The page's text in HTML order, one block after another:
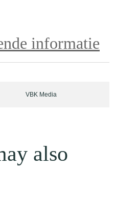
informatie
VBK Media
also